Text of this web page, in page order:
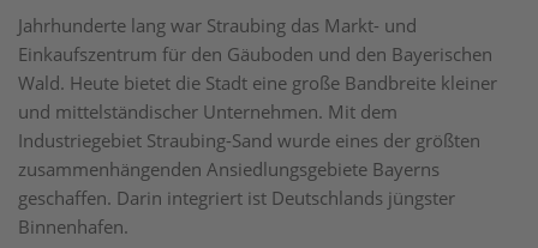
Jahrhunderte lang war Straubing das Markt- und
Einkaufszentrum für den Gäuboden und den Bayerischen
Wald. Heute bietet die Stadt eine große Bandbreite kleiner
und mittelständischer Unternehmen. Mit dem
Industriegebiet Straubing-Sand wurde eines der größten
zusammenhängenden Ansiedlungsgebiete Bayerns
geschaffen. Darin integriert ist Deutschlands jüngster
Binnenhafen.